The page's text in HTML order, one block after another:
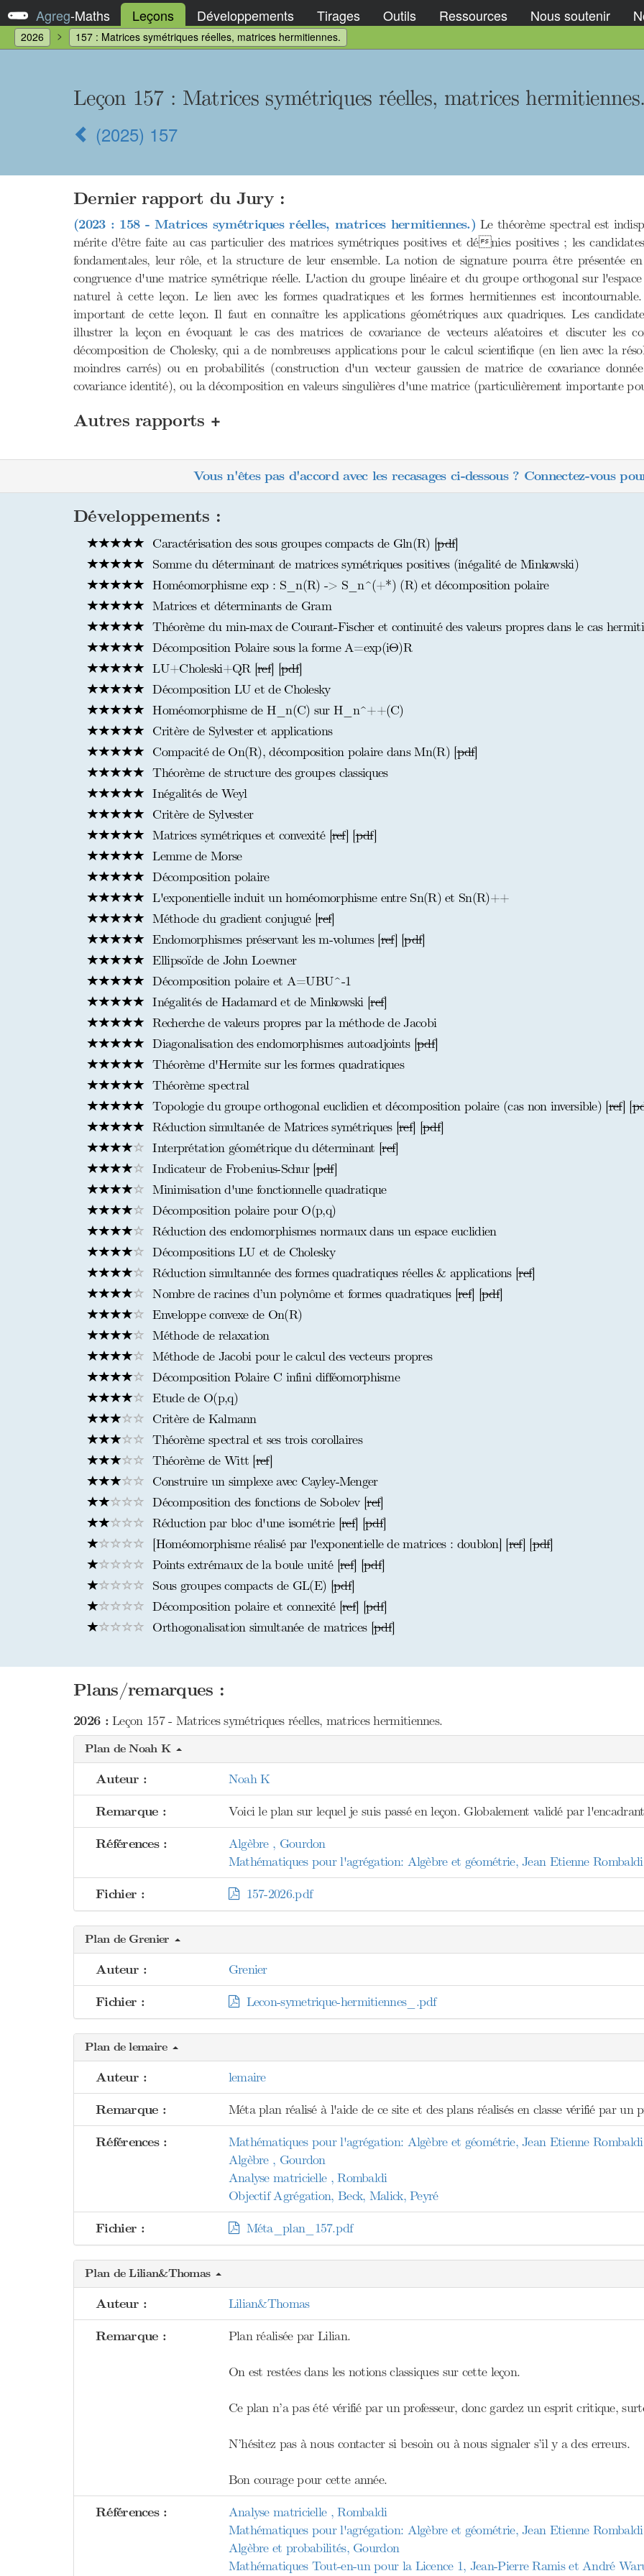
Agreg-Maths Leçons Développements Tirages Outils Ressources Nous soutenir
2026 157 : Matrices symétriques réelles, matrices hermitiennes.
Leçon 157 : Matrices symétriques réelles, matrices
(2025) 157
Dernier rapport du Jury :
(2023 : 158 - Matrices symétriques réelles, matrices hermitiennes.) Le théorème spectral est
mérite d'être faite au cas particulier des matrices symétriques positives et dénies positives ; les
fondamentales, leur rôle, et la structure de leur ensemble. La notion de signature pourra être présentée
congruence d'une matrice symétrique réelle. L'action du groupe linéaire et du groupe orthogonal sur
naturel à cette leçon. Le lien avec les formes quadratiques et les formes hermitiennes est
important de cette leçon. Il faut en connaître les applications géométriques aux quadriques. Les
illustrer la leçon en évoquant le cas des matrices de covariance de vecteurs aléatoires et discuter les
décomposition de Cholesky, qui a de nombreuses applications pour le calcul scientifique (en lien avec la
moindres carrés) ou en probabilités (construction d'un vecteur gaussien de matrice de covariance
covariance identité), ou la décomposition en valeurs singulières d'une matrice (particulièrement importante
Autres rapports +
Vous n'êtes pas d'accord avec les recasages ci-dessous ? Connectez-vous
Développements :
Caractérisation des sous groupes compacts de Gln(R) [pdf]
Somme du déterminant de matrices symétriques positives (inégalité de Minkowski)
Homéomorphisme exp : S_n(R) -> S_n^(+*) (R) et décomposition polaire
Matrices et déterminants de Gram
Théorème du min-max de Courant-Fischer et continuité des valeurs propres dans le cas
Décomposition Polaire sous la forme A=exp(iΘ)R
LU+Choleski+QR [ref] [pdf]
Décomposition LU et de Cholesky
Homéomorphisme de H_n(C) sur H_n^++(C)
Critère de Sylvester et applications
Compacité de On(R), décomposition polaire dans Mn(R) [pdf]
Théorème de structure des groupes classiques
Inégalités de Weyl
Critère de Sylvester
Matrices symétriques et convexité [ref] [pdf]
Lemme de Morse
Décomposition polaire
L'exponentielle induit un homéomorphisme entre Sn(R) et Sn(R)++
Méthode du gradient conjugué [ref]
Endomorphismes préservant les m-volumes [ref] [pdf]
Ellipsoïde de John Loewner
Décomposition polaire et A=UBU^-1
Inégalités de Hadamard et de Minkowski [ref]
Recherche de valeurs propres par la méthode de Jacobi
Diagonalisation des endomorphismes autoadjoints [pdf]
Théorème d'Hermite sur les formes quadratiques
Théorème spectral
Topologie du groupe orthogonal euclidien et décomposition polaire (cas non inversible) [ref] [
Réduction simultanée de Matrices symétriques [ref] [pdf]
Interprétation géométrique du déterminant [ref]
Indicateur de Frobenius-Schur [pdf]
Minimisation d'une fonctionnelle quadratique
Décomposition polaire pour O(p,q)
Réduction des endomorphismes normaux dans un espace euclidien
Décompositions LU et de Cholesky
Réduction simultannée des formes quadratiques réelles & applications [ref]
Nombre de racines d’un polynôme et formes quadratiques [ref] [pdf]
Enveloppe convexe de On(R)
Méthode de relaxation
Méthode de Jacobi pour le calcul des vecteurs propres
Décomposition Polaire C infini difféomorphisme
Etude de O(p,q)
Critère de Kalmann
Théorème spectral et ses trois corollaires
Théorème de Witt [ref]
Construire un simplexe avec Cayley-Menger
Décomposition des fonctions de Sobolev [ref]
Réduction par bloc d'une isométrie [ref] [pdf]
[Homéomorphisme réalisé par l'exponentielle de matrices : doublon] [ref] [pdf]
Points extrémaux de la boule unité [ref] [pdf]
Sous groupes compacts de GL(E) [pdf]
Décomposition polaire et connexité [ref] [pdf]
Orthogonalisation simultanée de matrices [pdf]
Plans/remarques :
2026 :Leçon 157 - Matrices symétriques réelles, matrices hermitiennes.
Plan de Noah K
Auteur : Noah K
Remarque : Voici le plan sur lequel je suis passé en leçon. Globalement validé par
Références :
Algèbre , Gourdon
Mathématiques pour l'agrégation: Algèbre et géométrie, Jean Etienne Rombaldi
Fichier : 157-2026.pdf
Plan de Grenier
Auteur : Grenier
Fichier : Lecon-symetrique-hermitiennes_.pdf
Plan de lemaire
Auteur : lemaire
Remarque : Méta plan réalisé à l'aide de ce site et des plans réalisés en classe vérifié par un
Références :
Mathématiques pour l'agrégation: Algèbre et géométrie, Jean Etienne Rombaldi
Algèbre , Gourdon
Analyse matricielle , Rombaldi
Objectif Agrégation, Beck, Malick, Peyré
Fichier : Méta_plan_157.pdf
Plan de Lilian&Thomas
Auteur : Lilian&Thomas
Remarque : Plan réalisée par Lilian.
On est restées dans les notions classiques sur cette leçon.
Ce plan n’a pas été vérifié par un professeur, donc gardez un esprit critique,
N’hésitez pas à nous contacter si besoin ou à nous signaler s’il y a des erreurs.
Bon courage pour cette année.
Références :
Analyse matricielle , Rombaldi
Mathématiques pour l'agrégation: Algèbre et géométrie, Jean Etienne Rombaldi
Algèbre et probabilités, Gourdon
Mathématiques Tout-en-un pour la Licence 1, Jean-Pierre Ramis et André